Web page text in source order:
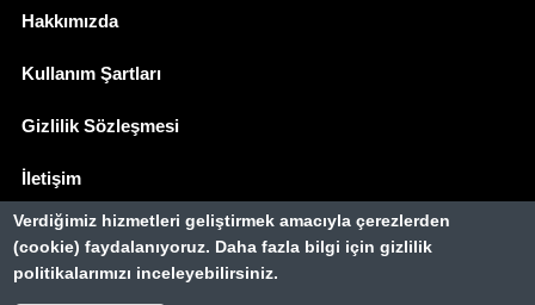
Hakkımızda
Kullanım Şartları
Gizlilik Sözleşmesi
İletişim
Basında Biz
Gezimanya Turizm, TÜRSAB'a kayıtlı bir
Verdiğimiz hizmetleri geliştirmek amacıyla çerezlerden
(cookie) faydalanıyoruz. Daha fazla bilgi için gizlilik
politikalarımızı inceleyebilirsiniz.